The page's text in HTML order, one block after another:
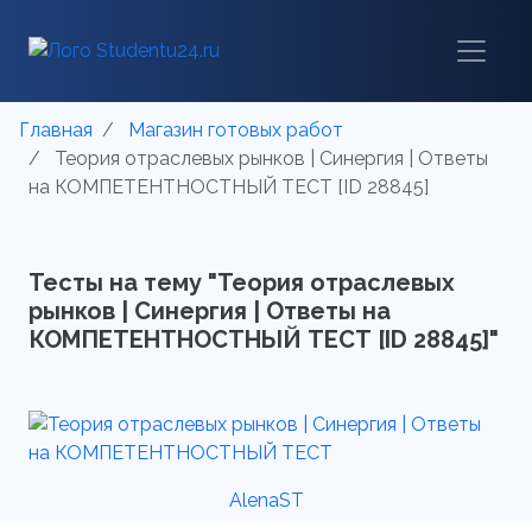
Главная
Магазин готовых работ
Теория отраслевых рынков | Синергия | Ответы
на КОМПЕТЕНТНОСТНЫЙ ТЕСТ [ID 28845]
Тесты на тему "Теория отраслевых
рынков | Синергия | Ответы на
КОМПЕТЕНТНОСТНЫЙ ТЕСТ [ID 28845]"
AlenaST